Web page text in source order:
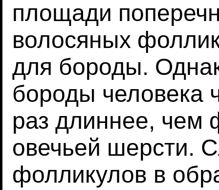
площади
волосяных
для бороды.
бороды человека
раз длиннее, чем
овечьей шерсти.
фолликулов в